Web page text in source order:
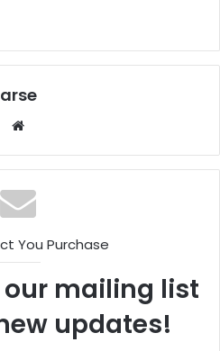
arse
You Purchase
mailing list
updates!